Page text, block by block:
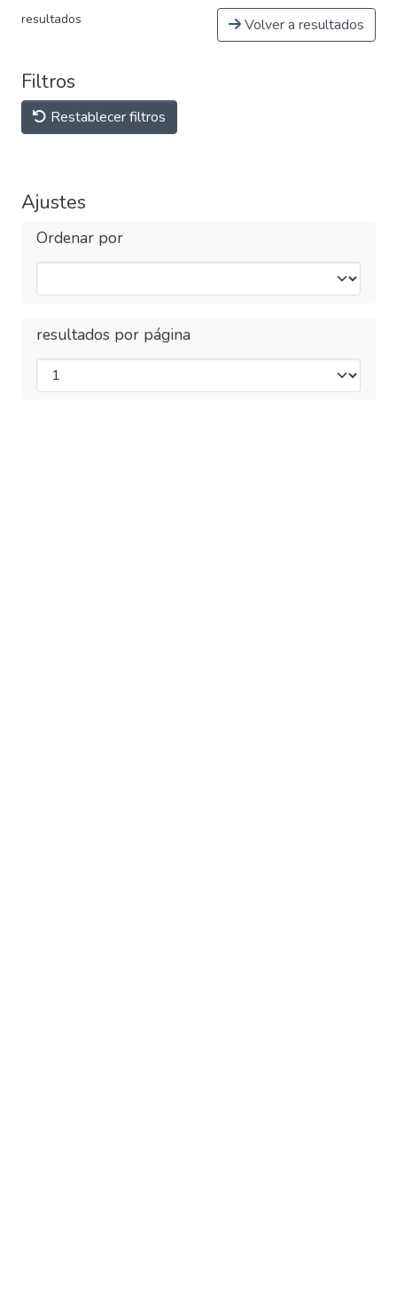
resultados Volver a resultados
Filtros
Restablecer filtros
Ajustes
Ordenar por
resultados por página